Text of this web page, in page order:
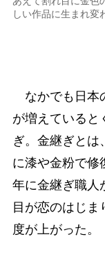
しい作品に生まれ変
なかでも日本
が増えていると
ぎ。金継ぎとは
に漆や金粉で修
年に金継ぎ職人
目が恋のはじま
度が上がった。